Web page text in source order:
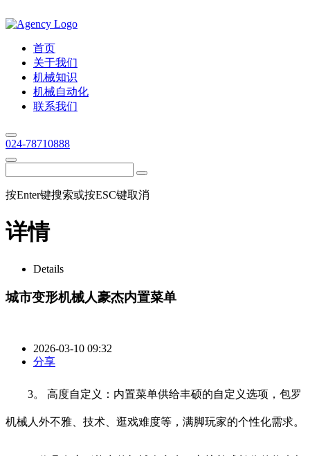
首页
关于我们
机械知识
机械自动化
联系我们
024-78710888
按Enter键搜索或按ESC键取消
详情
Details
城市变形机械人豪杰内置菜单
2026-03-10 09:32
分享
3。 高度自定义：内置菜单供给丰硕的自定义选项，包罗
机械人外不雅、技术、逛戏难度等，满脚玩家的个性化需求。